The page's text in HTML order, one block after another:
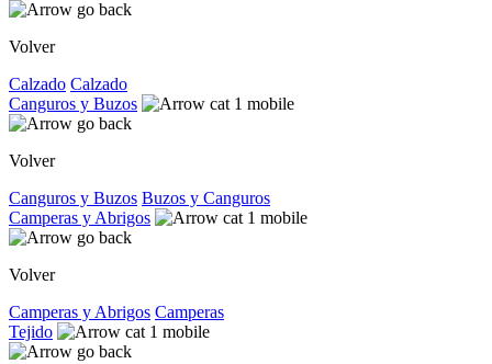
Volver
Calzado Calzado
Canguros y Buzos
Volver
Canguros y Buzos Buzos y Canguros
Camperas y Abrigos
Volver
Camperas y Abrigos Camperas
Tejido